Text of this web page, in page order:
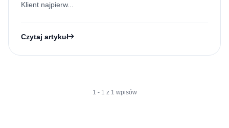
Klient najpierw...
Czytaj artykuł
1 - 1 z 1 wpisów